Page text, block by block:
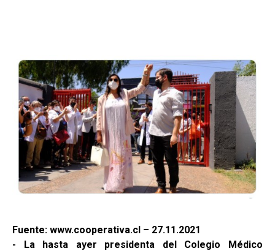
Fuente: www.cooperativa.cl – 27.11.2021
- La hasta ayer presidenta del Colegio Médico